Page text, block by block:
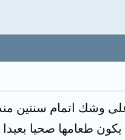
على وشك اتمام سنتين
طعامها صحيا